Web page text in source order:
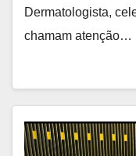
Dermatologista,
chamam atenção…